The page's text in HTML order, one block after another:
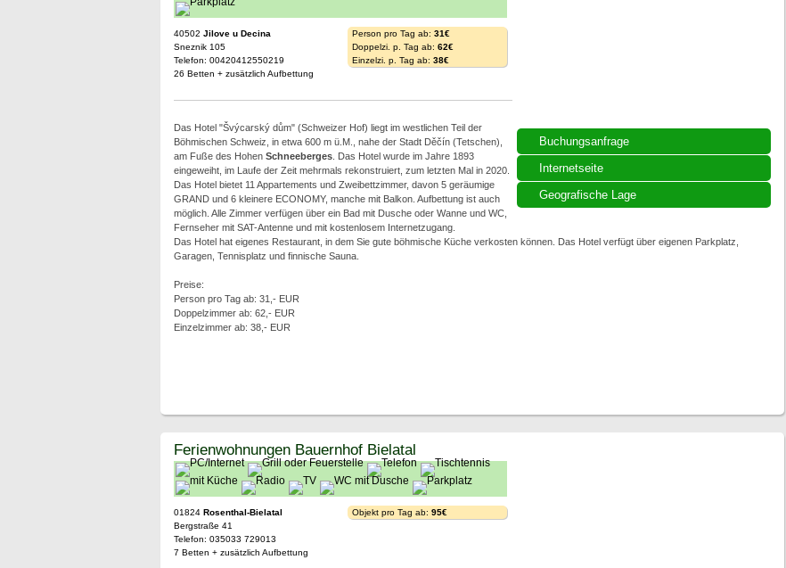
Buchungsanfrage
Internetseite
Geografische Lage
40502 Jilove u Decina
Sneznik 105
Telefon: 00420412550219
26 Betten + zusätzlich Aufbettung
Person pro Tag ab: 31€
Doppelzi. p. Tag ab: 62€
Einzelzi. p. Tag ab: 38€
Das Hotel "Švýcarský dům" (Schweizer Hof) liegt im westlichen Teil der
Böhmischen Schweiz, in etwa 600 m ü.M., nahe der Stadt Děčín (Tetschen),
am Fuße des Hohen Schneeberges. Das Hotel wurde im Jahre 1893
eingeweiht, im Laufe der Zeit mehrmals rekonstruiert, zum letzten Mal in 2020.
Das Hotel bietet 11 Appartements und Zweibettzimmer, davon 5 geräumige
GRAND und 6 kleinere ECONOMY, manche mit Balkon. Aufbettung ist auch
möglich. Alle Zimmer verfügen über ein Bad mit Dusche oder Wanne und WC,
Fernseher mit SAT-Antenne und mit kostenlosem Internetzugang.
Das Hotel hat eigenes Restaurant, in dem Sie gute böhmische Küche verkosten können. Das Hotel verfügt über eigenen Parkplatz,
Garagen, Tennisplatz und finnische Sauna.
Preise:
Person pro Tag ab: 31,- EUR
Doppelzimmer ab: 62,- EUR
Einzelzimmer ab: 38,- EUR
Ferienwohnungen Bauernhof Bielatal
01824 Rosenthal-Bielatal
Bergstraße 41
Telefon: 035033 729013
7 Betten + zusätzlich Aufbettung
Objekt pro Tag ab: 95€